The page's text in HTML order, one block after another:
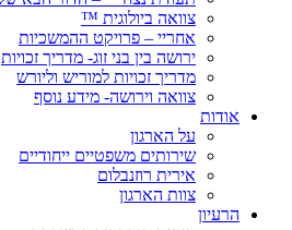
צוואה ביולוגית ™
אחריי – פרויקט ההמשכיות
ירושה בין בני זוג- מדריך זכויות
מדריך זכויות למוריש וליורש
צוואה וירושה- מידע נוסף
אודות
על הארגון
שירותים משפטיים ייחודיים
אירית רוזנבלום
צוות הארגון
הרעיון